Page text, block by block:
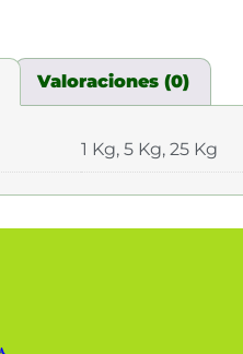
Valoraciones (0)
1 Kg, 5 Kg, 25 Kg